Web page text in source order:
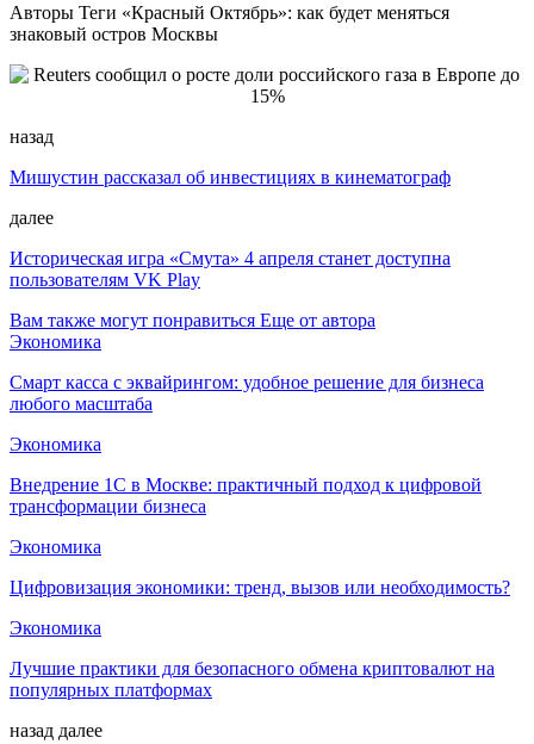
Авторы Теги «Красный Октябрь»: как будет меняться
знаковый остров Москвы
назад
Мишустин рассказал об инвестициях в кинематограф
далее
Историческая игра «Смута» 4 апреля станет доступна
пользователям VK Play
Вам также могут понравиться Еще от автора
Экономика
Смарт касса с эквайрингом: удобное решение для бизнеса
любого масштаба
Экономика
Внедрение 1С в Москве: практичный подход к цифровой
трансформации бизнеса
Экономика
Цифровизация экономики: тренд, вызов или необходимость?
Экономика
Лучшие практики для безопасного обмена криптовалют на
популярных платформах
назад далее